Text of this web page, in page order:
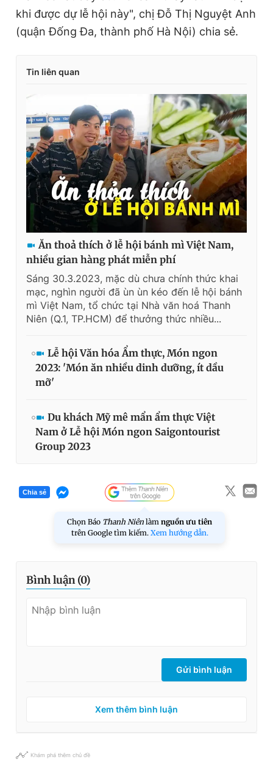
khi được dự lễ hội này", chị Đỗ Thị Nguyệt Anh
(quận Đống Đa, thành phố Hà Nội) chia sẻ.
Tin liên quan
Ăn thoả thích ở lễ hội bánh mì Việt Nam,
nhiều gian hàng phát miễn phí
Sáng 30.3.2023, mặc dù chưa chính thức khai
mạc, nghìn người đã ùn ùn kéo đến lễ hội bánh
mì Việt Nam, tổ chức tại Nhà văn hoá Thanh
Niên (Q.1, TP.HCM) để thưởng thức nhiều...
Lễ hội Văn hóa Ẩm thực, Món ngon
2023: 'Món ăn nhiều dinh dưỡng, ít dầu
mỡ'
Du khách Mỹ mê mẩn ẩm thực Việt
Nam ở Lễ hội Món ngon Saigontourist
Group 2023
Chia sẻ
Chọn Báo Thanh Niên làm nguồn ưu tiên
trên Google tìm kiếm. Xem hướng dẫn.
Bình luận (0)
Gửi bình luận
Xem thêm bình luận
Khám phá thêm chủ đề